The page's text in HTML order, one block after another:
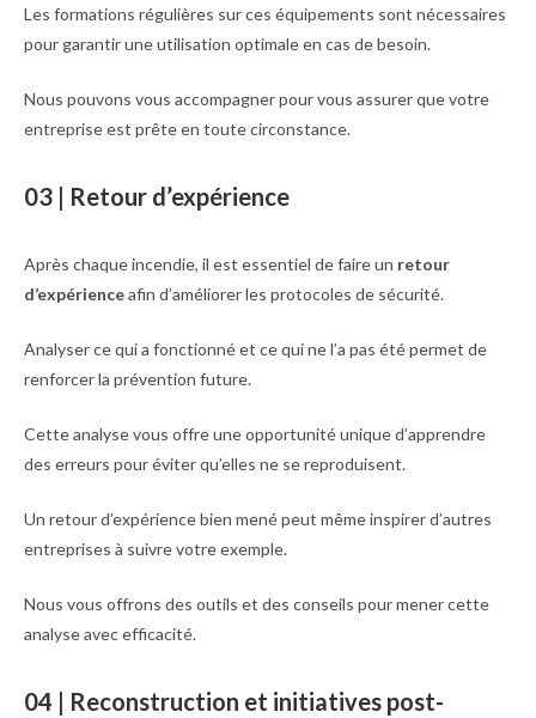
Les formations régulières sur ces équipements sont nécessaires
pour garantir une utilisation optimale en cas de besoin.
Nous pouvons vous accompagner pour vous assurer que votre
entreprise est prête en toute circonstance.
03 | Retour d’expérience
Après chaque incendie, il est essentiel de faire un retour
d’expérienceafin d’améliorer les protocoles de sécurité.
Analyser ce qui a fonctionné et ce qui ne l’a pas été permet de
renforcer la prévention future.
Cette analyse vous offre une opportunité unique d’apprendre
des erreurs pour éviter qu’elles ne se reproduisent.
Un retour d’expérience bien mené peut même inspirer d’autres
entreprises à suivre votre exemple.
Nous vous offrons des outils et des conseils pour mener cette
analyse avec efficacité.
04 | Reconstruction et initiatives post-